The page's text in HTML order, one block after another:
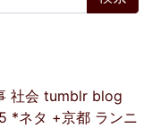
社会 tumblr blog
*ネタ +京都 ランニ